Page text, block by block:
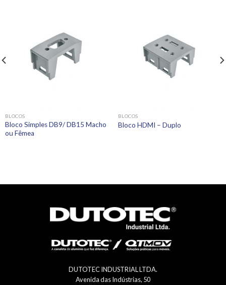
BLOCOS
Bloco Simples DB9/ DB15 Macho
ou Fêmea
BLOCOS
Bloco HDMI – Duplo
DUTOTEC INDUSTRIAL LTDA.
Avenida das Indústrias, 50